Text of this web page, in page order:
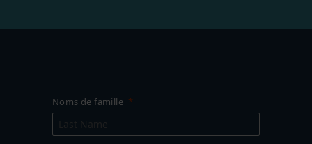
Noms de famille